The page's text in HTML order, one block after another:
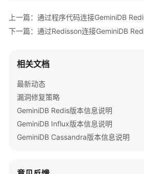
GeminiDB
Redis
Hiredis
连
接
GeminiDB
上一篇：通过程序代码连接GeminiDB
下一篇：通过Redisson连接GeminiDB
相关文档
最新动态
漏洞修复策略
GeminiDB Redis版本信息说明
GeminiDB Influx版本信息说明
GeminiDB Cassandra版本信息说明